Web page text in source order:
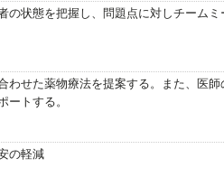
の状態を把握し、問題点に対しチーム
わせた薬物療法を提案する。また、医
ートする。
の軽減